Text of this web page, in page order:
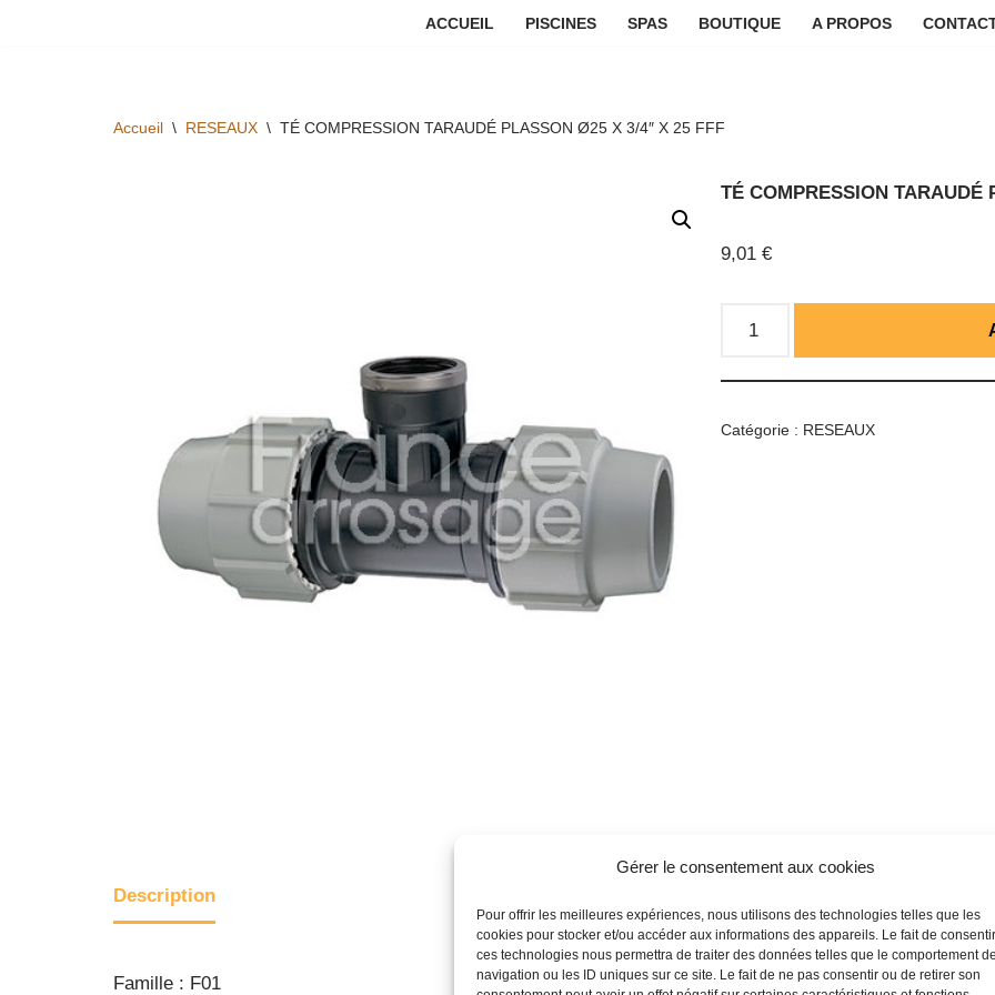
Gérer le consentement aux cookies
Pour offrir les meilleures expériences, nous utilisons des technologies telles que les
cookies pour stocker et/ou accéder aux informations des appareils. Le fait de
ces technologies nous permettra de traiter des données telles que le comportement de
navigation ou les ID uniques sur ce site. Le fait de ne pas consentir ou de retirer son
ACCUEIL PISCINES SPAS BOUTIQUE A PROPOS
Accueil \ RESEAUX \ TÉ COMPRESSION TARAUDÉ PLASSON Ø25 X 3/4″ X 25 FFF
TÉ COMPRESSION TARAUDÉ
9,01€
Catégorie : RESEAUX
Description
Famille : F01